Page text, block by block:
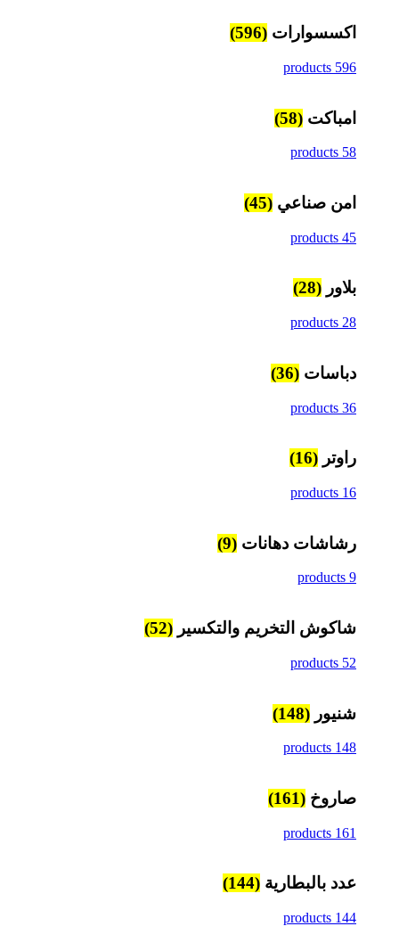
اكسسوارات (596)
596 products
امباكت (58)
58 products
امن صناعي (45)
45 products
بلاور (28)
28 products
دباسات (36)
36 products
راوتر (16)
16 products
رشاشات دهانات (9)
9 products
شاكوش التخريم والتكسير (52)
52 products
شنيور (148)
148 products
صاروخ (161)
161 products
عدد بالبطارية (144)
144 products